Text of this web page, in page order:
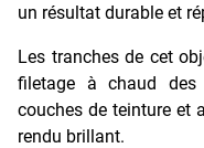
un résultat durable et
Les tranches de cet
filetage à chaud des
couches de teinture et
rendu brillant.